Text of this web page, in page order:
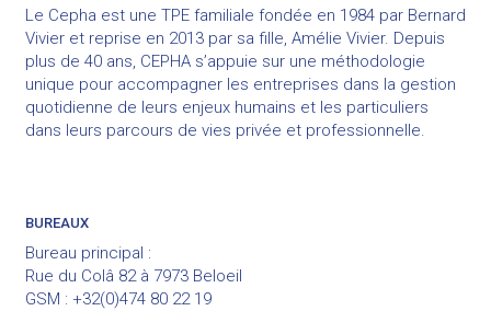
Le Cepha est une TPE familiale fondée en 1984 par Bernard
Vivier et reprise en 2013 par sa fille, Amélie Vivier. Depuis
plus de 40 ans, CEPHA s’appuie sur une méthodologie
unique pour accompagner les entreprises dans la gestion
quotidienne de leurs enjeux humains et les particuliers
dans leurs parcours de vies privée et professionnelle.
BUREAUX
Bureau principal :
Rue du Colâ 82 à 7973 Beloeil
GSM : +32(0)474 80 22 19